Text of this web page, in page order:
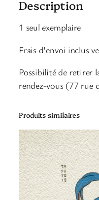
t
d
e
A
N
H
R
E
S
–
P
Description
1 seul exemplaire
Frais d’envoi inclus
Possibilité de retirer
rendez-vous (77 rue
Produits similaires